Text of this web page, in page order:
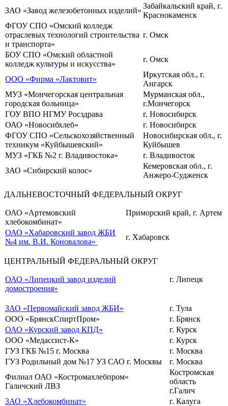
ЗАО «Завод железобетонных изделий»
Забайкальский край, г.
Краснокаменск
ФГОУ СПО «Омский колледж
отраслевых технологий строительства
и транспорта»
г. Омск
БОУ СПО «Омский областной
колледж культуры и искусства»
г. Омск
ООО «Фирма «Лактовит»
Иркутская обл., г.
Ангарск
МУЗ «Мончегорская центральная
городская больница»
Мурманская обл.,
г.Мончегорск
ГОУ ВПО НГМУ Росздрава
г. Новосибирск
ОАО «Новосибхлеб»
г. Новосибирск
ФГОУ СПО «Сельскохозяйственный
техникум «Куйбышевский»
Новосибирская обл., г.
Куйбышев
МУЗ «ГКБ №2 г. Владивостока»
г. Владивосток
ЗАО «Сибирский колос»
Кемеровская обл., г.
Анжеро-Судженск
ДАЛЬНЕВОСТОЧНЫЙ ФЕДЕРАЛЬНЫЙ ОКРУГ
ОАО «Артемовский
хлебокомбинат»
Приморский край, г. Артем
ОАО «Хабаровский завод ЖБИ
№4 им. В.И. Коновалова»
г. Хабаровск
ЦЕНТРАЛЬНЫЙ ФЕДЕРАЛЬНЫЙ ОКРУГ
ОАО «Липецкий завод изделий
домостроения»
г. Липецк
ЗАО «Первомайский завод ЖБИ»
г. Тула
ООО «БрянскСпиртПром»
г. Брянск
ОАО «Курский завод КПД»
г. Курск
ООО «Медассист-К»
г. Курск
ГУЗ ГКБ №15 г. Москва
г. Москва
ГУЗ Родильный дом №17 УЗ САО г. Москвы
г. Москва
Филиал ОАО «Костромахлебпром»
Галичский ЛВЗ
Костромская
область
г.Галич
ЗАО «Хлебокомбинат»
г. Калуга